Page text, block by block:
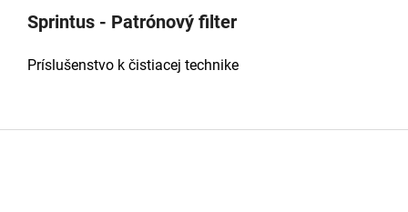
Sprintus - Patrónový filter
Príslušenstvo k čistiacej technike